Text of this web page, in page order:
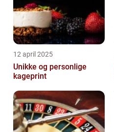
12 april 2025
Unikke og personlige
kageprint